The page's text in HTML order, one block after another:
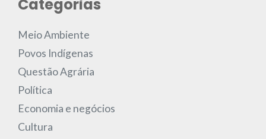
Categorias
Meio Ambiente
Povos Indígenas
Questão Agrária
Política
Economia e negócios
Cultura